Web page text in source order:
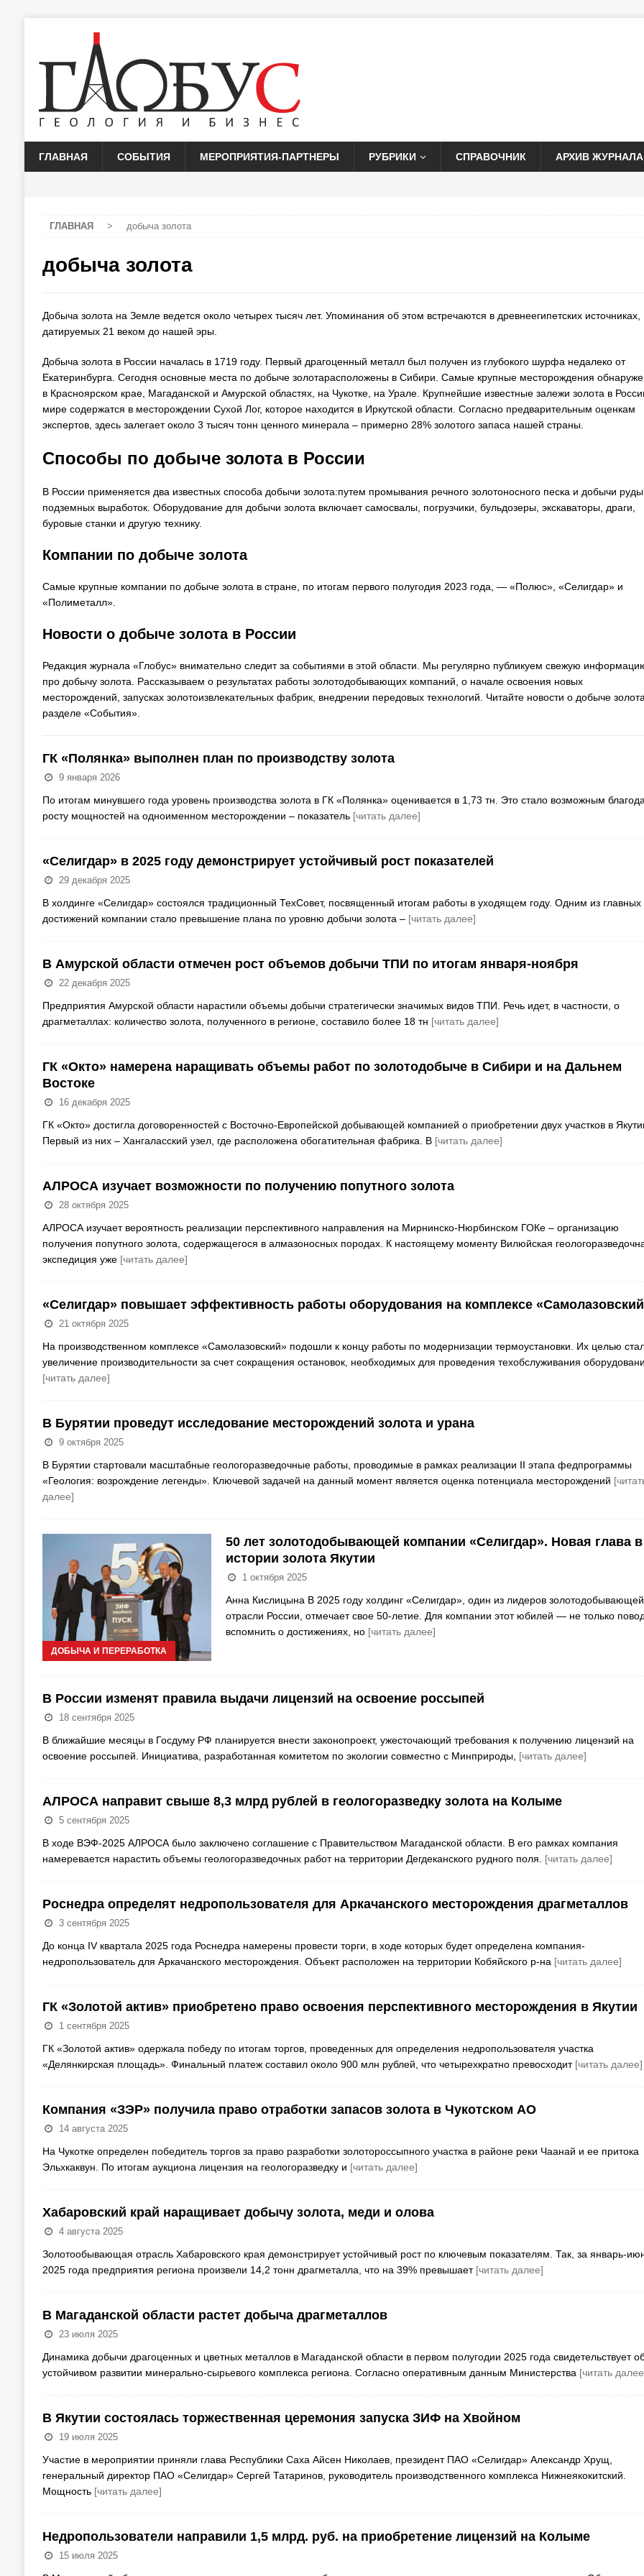
ГЛАВНАЯ СОБЫТИЯ МЕРОПРИЯТИЯ-ПАРТНЕРЫ РУБРИКИ СПРАВОЧНИК АРХИВ ЖУРНАЛА
ГЛАВНАЯ > добыча золота
добыча золота
Добыча золота на Земле ведется около четырех тысяч лет. Упоминания об этом встречаются в древнеегипетских источниках,
датируемых 21 веком до нашей эры.
Добыча золота в России началась в 1719 году. Первый драгоценный металл был получен из глубокого шурфа недалеко от
Екатеринбурга. Сегодня основные места по добыче золотарасположены в Сибири. Самые крупные месторождения
в Красноярском крае, Магаданской и Амурской областях, на Чукотке, на Урале. Крупнейшие известные залежи золота в
мире содержатся в месторождении Сухой Лог, которое находится в Иркутской области. Согласно предварительным оценкам
экспертов, здесь залегает около 3 тысяч тонн ценного минерала – примерно 28% золотого запаса нашей страны.
Способы по добыче золота в России
В России применяется два известных способа добычи золота:путем промывания речного золотоносного песка и добычи руды
подземных выработок. Оборудование для добычи золота включает самосвалы, погрузчики, бульдозеры, экскаваторы, драги,
буровые станки и другую технику.
Компании по добыче золота
Самые крупные компании по добыче золота в стране, по итогам первого полугодия 2023 года, — «Полюс», «Селигдар» и
«Полиметалл».
Новости о добыче золота в России
Редакция журнала «Глобус» внимательно следит за событиями в этой области. Мы регулярно публикуем свежую
про добычу золота. Рассказываем о результатах работы золотодобывающих компаний, о начале освоения новых
месторождений, запусках золотоизвлекательных фабрик, внедрении передовых технологий. Читайте новости о добыче
разделе «События».
ГК «Полянка» выполнен план по производству золота
9 января 2026
По итогам минувшего года уровень производства золота в ГК «Полянка» оценивается в 1,73 тн. Это стало возможным
росту мощностей на одноименном месторождении – показатель [читать далее]
«Селигдар» в 2025 году демонстрирует устойчивый рост показателей
29 декабря 2025
В холдинге «Селигдар» состоялся традиционный ТехСовет, посвященный итогам работы в уходящем году. Одним из главных
достижений компании стало превышение плана по уровню добычи золота – [читать далее]
В Амурской области отмечен рост объемов добычи ТПИ по итогам января-ноября
22 декабря 2025
Предприятия Амурской области нарастили объемы добычи стратегически значимых видов ТПИ. Речь идет, в частности, о
драгметаллах: количество золота, полученного в регионе, составило более 18 тн [читать далее]
ГК «Окто» намерена наращивать объемы работ по золотодобыче в Сибири и на Дальнем
Востоке
16 декабря 2025
ГК «Окто» достигла договоренностей с Восточно-Европейской добывающей компанией о приобретении двух участков в
Первый из них – Хангаласский узел, где расположена обогатительная фабрика. В [читать далее]
АЛРОСА изучает возможности по получению попутного золота
28 октября 2025
АЛРОСА изучает вероятность реализации перспективного направления на Мирнинско-Нюрбинском ГОКе – организацию
получения попутного золота, содержащегося в алмазоносных породах. К настоящему моменту Вилюйская
экспедиция уже [читать далее]
«Селигдар» повышает эффективность работы оборудования на комплексе
21 октября 2025
На производственном комплексе «Самолазовский» подошли к концу работы по модернизации термоустановки. Их целью
увеличение производительности за счет сокращения остановок, необходимых для проведения техобслуживания
[читать далее]
В Бурятии проведут исследование месторождений золота и урана
9 октября 2025
В Бурятии стартовали масштабные геологоразведочные работы, проводимые в рамках реализации II этапа федпрограммы
«Геология: возрождение легенды». Ключевой задачей на данный момент является оценка потенциала месторождений
далее]
ДОБЫЧА И ПЕРЕРАБОТКА
50 лет золотодобывающей компании «Селигдар». Новая глава в
истории золота Якутии
1 октября 2025
Анна Кислицына В 2025 году холдинг «Селигдар», один из лидеров золотодобывающей
отрасли России, отмечает свое 50-летие. Для компании этот юбилей — не только
вспомнить о достижениях, но [читать далее]
В России изменят правила выдачи лицензий на освоение россыпей
18 сентября 2025
В ближайшие месяцы в Госдуму РФ планируется внести законопроект, ужесточающий требования к получению лицензий на
освоение россыпей. Инициатива, разработанная комитетом по экологии совместно с Минприроды, [читать далее]
АЛРОСА направит свыше 8,3 млрд рублей в геологоразведку золота на Колыме
5 сентября 2025
В ходе ВЭФ-2025 АЛРОСА было заключено соглашение с Правительством Магаданской области. В его рамках компания
намеревается нарастить объемы геологоразведочных работ на территории Дегдеканского рудного поля. [читать далее]
Роснедра определят недропользователя для Аркачанского месторождения драгметаллов
3 сентября 2025
До конца IV квартала 2025 года Роснедра намерены провести торги, в ходе которых будет определена компания-
недропользователь для Аркачанского месторождения. Объект расположен на территории Кобяйского р-на [читать далее]
ГК «Золотой актив» приобретено право освоения перспективного месторождения в Якутии
1 сентября 2025
ГК «Золотой актив» одержала победу по итогам торгов, проведенных для определения недропользователя участка
«Делянкирская площадь». Финальный платеж составил около 900 млн рублей, что четырехкратно превосходит [читать далее]
Компания «ЗЭР» получила право отработки запасов золота в Чукотском АО
14 августа 2025
На Чукотке определен победитель торгов за право разработки золотороссыпного участка в районе реки Чаанай и ее притока
Эльхкаквун. По итогам аукциона лицензия на геологоразведку и [читать далее]
Хабаровский край наращивает добычу золота, меди и олова
4 августа 2025
Золотообывающая отрасль Хабаровского края демонстрирует устойчивый рост по ключевым показателям. Так, за январь-
2025 года предприятия региона произвели 14,2 тонн драгметалла, что на 39% превышает [читать далее]
В Магаданской области растет добыча драгметаллов
23 июля 2025
Динамика добычи драгоценных и цветных металлов в Магаданской области в первом полугодии 2025 года свидетельствует
устойчивом развитии минерально-сырьевого комплекса региона. Согласно оперативным данным Министерства [читать
В Якутии состоялась торжественная церемония запуска ЗИФ на Хвойном
19 июля 2025
Участие в мероприятии приняли глава Республики Саха Айсен Николаев, президент ПАО «Селигдар» Александр Хрущ,
генеральный директор ПАО «Селигдар» Сергей Татаринов, руководитель производственного комплекса Нижнеякокитский.
Мощность [читать далее]
Недропользователи направили 1,5 млрд. руб. на приобретение лицензий на Колыме
15 июля 2025